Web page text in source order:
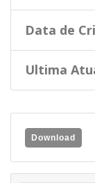
Data de
Ultima
Download